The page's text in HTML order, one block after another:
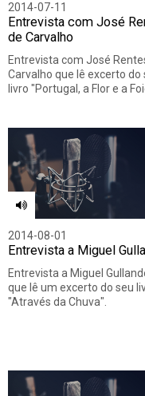
2014-07-11
Entrevista com José
de Carvalho
Entrevista com José
Carvalho que lê excerto do
livro "Portugal, a Flor e a
2014-08-01
Entrevista a Miguel
Entrevista a Miguel
que lê um excerto do seu
"Através da Chuva".